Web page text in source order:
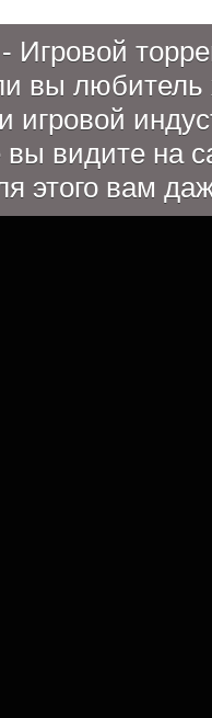
Игровой
вы
игровой
видите на
этого вам